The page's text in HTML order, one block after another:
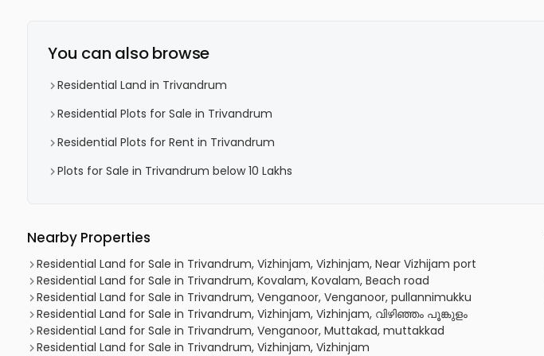
You can also browse
Residential Land in Trivandrum
Residential Plots for Sale in Trivandrum
Residential Plots for Rent in Trivandrum
Plots for Sale in Trivandrum below 10 Lakhs
Nearby Properties
Residential Land for Sale in Trivandrum, Vizhinjam, Vizhinjam, Near Vizhijam port
Residential Land for Sale in Trivandrum, Kovalam, Kovalam, Beach road
Residential Land for Sale in Trivandrum, Venganoor, Venganoor, pullannimukku
Residential Land for Sale in Trivandrum, Vizhinjam, Vizhinjam, വിഴിഞ്ഞം പൂങ്കുളം
Residential Land for Sale in Trivandrum, Venganoor, Muttakad, muttakkad
Residential Land for Sale in Trivandrum, Vizhinjam, Vizhinjam